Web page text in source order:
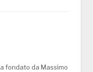
fondato da Massimo